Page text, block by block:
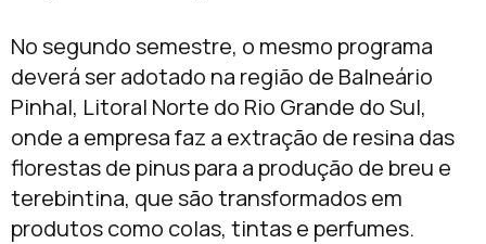
No segundo semestre, o mesmo programa
deverá ser adotado na região de Balneário
Pinhal, Litoral Norte do Rio Grande do Sul,
onde a empresa faz a extração de resina das
florestas de pinus para a produção de breu e
terebintina, que são transformados em
produtos como colas, tintas e perfumes.